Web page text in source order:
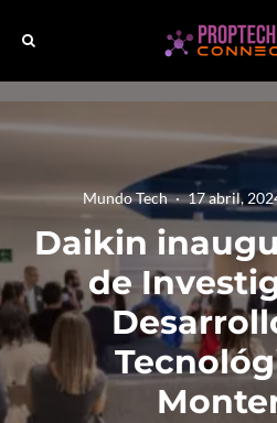
Mundo Tech · 17 abril,
Daikin
de